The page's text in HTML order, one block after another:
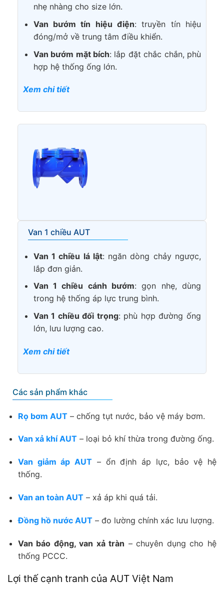
nhẹ nhàng cho size lớn.
Van bướm tín hiệu điện: truyền tín hiệu
đóng/mở về trung tâm điều khiển.
Van bướm mặt bích: lắp đặt chắc chắn, phù
hợp hệ thống ống lớn.
Xem chi tiết
Van 1 chiều AUT
Van 1 chiều lá lật: ngăn dòng chảy ngược,
lắp đơn giản.
Van 1 chiều cánh bướm: gọn nhẹ, dùng
trong hệ thống áp lực trung bình.
Van 1 chiều đối trọng: phù hợp đường ống
lớn, lưu lượng cao.
Xem chi tiết
Các sản phẩm khác
Rọ bơm AUT– chống tụt nước, bảo vệ máy bơm.
Van xả khí AUT– loại bỏ khí thừa trong đường ống.
Van giảm áp AUT – ổn định áp lực, bảo vệ hệ
thống.
Van an toàn AUT – xả áp khi quá tải.
Đồng hồ nước AUT– đo lường chính xác lưu lượng.
Van báo động, van xả tràn – chuyên dụng cho hệ
thống PCCC.
Lợi thế cạnh tranh của AUT Việt Nam